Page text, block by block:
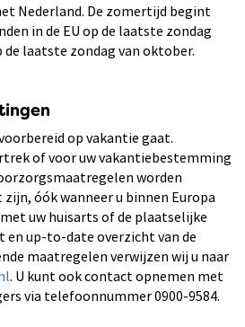
Nederland. De zomertijd begint
in de EU op de laatste zondag
laatste zondag van oktober.
op vakantie gaat.
of voor uw vakantiebestemming
worden
óók wanneer u binnen Europa
uw huisarts of de plaatselijke
en up-to-date overzicht van de
maatregelen verwijzen wij u naar
. U kunt ook contact opnemen met
via telefoonnummer 0900-9584.